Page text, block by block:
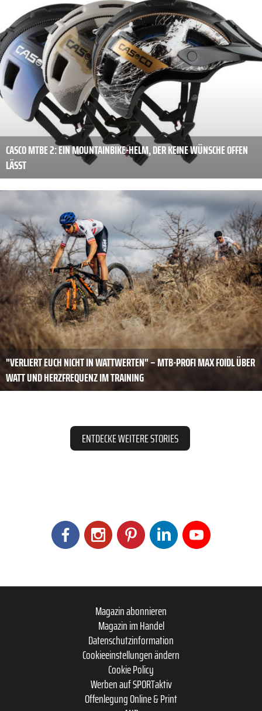
CASCO MTBE 2: EIN MOUNTAINBIKE-HELM, DER KEINE WÜNSCHE OFFEN
LÄSST
"VERLIERT EUCH NICHT IN WATTWERTEN" – MTB-PROFI MAX FOIDL ÜBER
WATT UND HERZFREQUENZ IM TRAINING
ENTDECKE WEITERE STORIES
Magazin abonnieren
Magazin im Handel
Datenschutzinformation
Cookieeinstellungen ändern
Cookie Policy
Werben auf SPORTaktiv
Offenlegung Online & Print